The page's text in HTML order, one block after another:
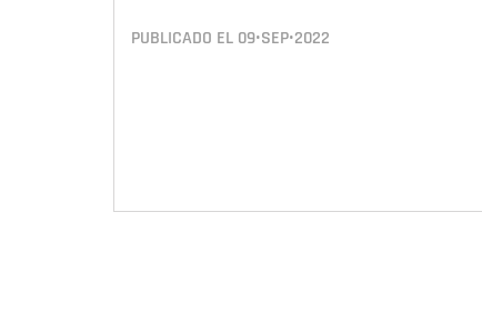
PUBLICADO EL 09•SEP•2022